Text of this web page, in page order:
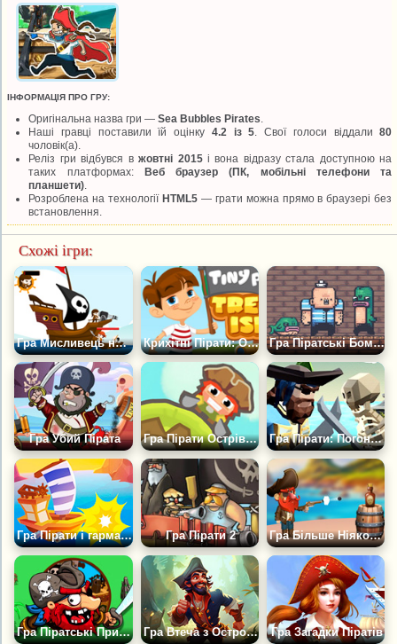
ІНФОРМАЦІЯ ПРО ГРУ:
Оригінальна назва гри —Sea Bubbles Pirates
Наші гравці поставили їй оцінку 4.2 із 5 . Свої голоси віддали80
чоловік(а).
Реліз гри відбувся вжовтні 2015і вона відразу стала доступною на
таких платформах: Веб браузер (ПК, мобільні телефони та
планшети)
Розроблена на технології HTML5— грати можна прямо в браузері без
встановлення.
Схожі ігри:
Гра Мисливець на Піратів Крихітні Пірати: Острів Скарбів Гра Піратські Бомби 2
Гра Убий Пірата Гра Пірати Острівців Гра Пірати: Погоня за скарбами
Гра Пірати і гармати Гра Пірати 2 Гра Більше Ніякого Рома
Гра Піратські Пригоди Гра Втеча з Острова Скарбів Гра Загадки Піратів